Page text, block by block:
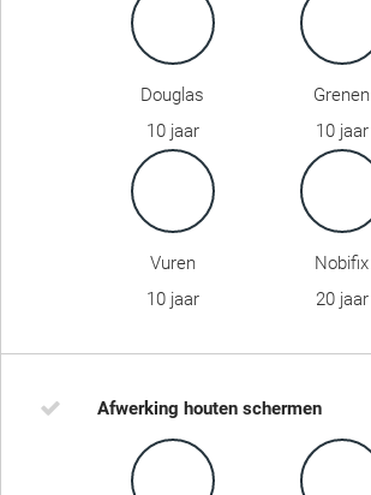
Douglas
10 jaar
Grenen
10 jaar
Vuren
10 jaar
Nobifix
20 jaar
Afwerking houten schermen